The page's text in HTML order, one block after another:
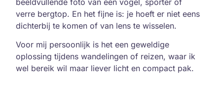
verre bergtop. En het fijne is: je hoeft er niet eens
dichterbij te komen of van lens te wisselen.
Voor mij persoonlijk is het een geweldige
oplossing tijdens wandelingen of reizen, waar ik
wel bereik wil maar liever licht en compact pak.